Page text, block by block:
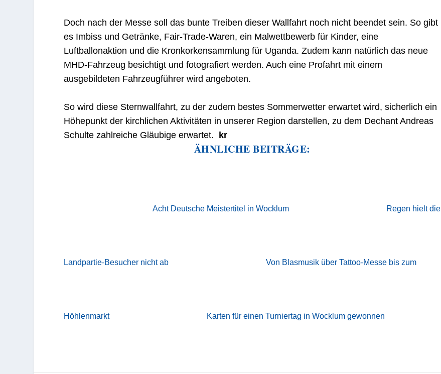
Doch nach der Messe soll das bunte Treiben dieser Wallfahrt noch nicht beendet sein. So gibt
es Imbiss und Getränke, Fair-Trade-Waren, ein Malwettbewerb für Kinder, eine
Luftballonaktion und die Kronkorkensammlung für Uganda. Zudem kann natürlich das neue
MHD-Fahrzeug besichtigt und fotografiert werden. Auch eine Profahrt mit einem
ausgebildeten Fahrzeugführer wird angeboten.
So wird diese Sternwallfahrt, zu der zudem bestes Sommerwetter erwartet wird, sicherlich ein
Höhepunkt der kirchlichen Aktivitäten in unserer Region darstellen, zu dem Dechant Andreas
Schulte zahlreiche Gläubige erwartet.
kr
ÄHNLICHE BEITRÄGE:
Acht Deutsche Meistertitel in Wocklum Regen hielt die
Landpartie-Besucher nicht ab Von Blasmusik über Tattoo-Messe bis zum
Höhlenmarkt Karten für einen Turniertag in Wocklum gewonnen